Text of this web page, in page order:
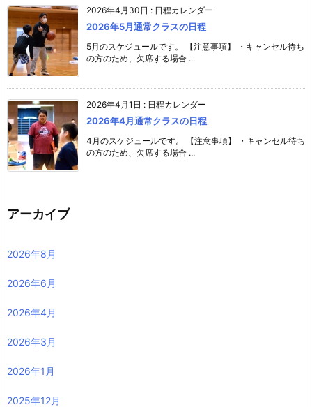
2026年4月30日 : 日程カレンダー
2026年5月通常クラスの日程
5月のスケジュールです。 【注意事項】 ・キャンセル待ち
の方のため、欠席する場合 ...
2026年4月1日 : 日程カレンダー
2026年4月通常クラスの日程
4月のスケジュールです。 【注意事項】 ・キャンセル待ち
の方のため、欠席する場合 ...
アーカイブ
2026年8月
2026年6月
2026年4月
2026年3月
2026年1月
2025年12月